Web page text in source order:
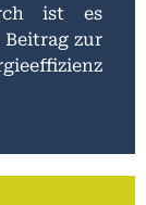
ist es
zur